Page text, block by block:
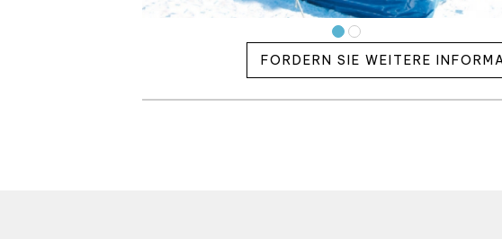
FORDERN SIE WEITERE